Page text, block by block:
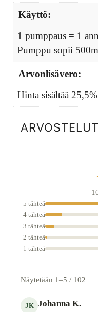
Käyttö:
1 pumppaus = 1
Pumppu sopii
Arvonlisävero:
Hinta sisältää
ARVOSTELUT
5 tähteä
4 tähteä
3 tähteä
2 tähteä
1 tähteä
Näytetään 1–5 / 102
JK Johanna K.